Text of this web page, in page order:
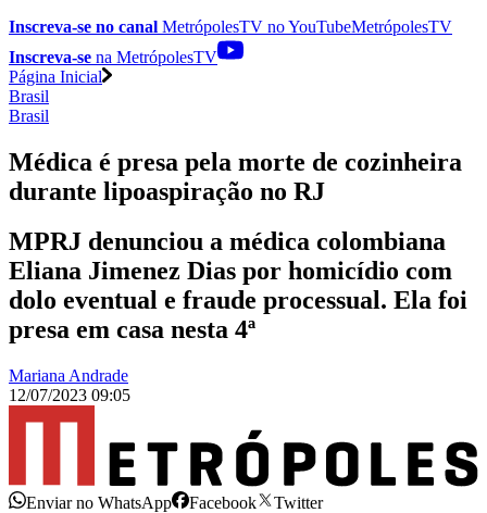
Inscreva-se no canal MetrópolesTV noYouTubeMetrópolesTV
Inscreva-se na MetrópolesTV
Página Inicial
Brasil
Brasil
Médica é presa pela morte de cozinheira
durante lipoaspiração no RJ
MPRJ denunciou a médica colombiana
Eliana Jimenez Dias por homicídio com
dolo eventual e fraude processual. Ela foi
presa em casa nesta 4ª
Mariana Andrade
12/07/2023 09:05
Enviar no WhatsApp Facebook
Twitter